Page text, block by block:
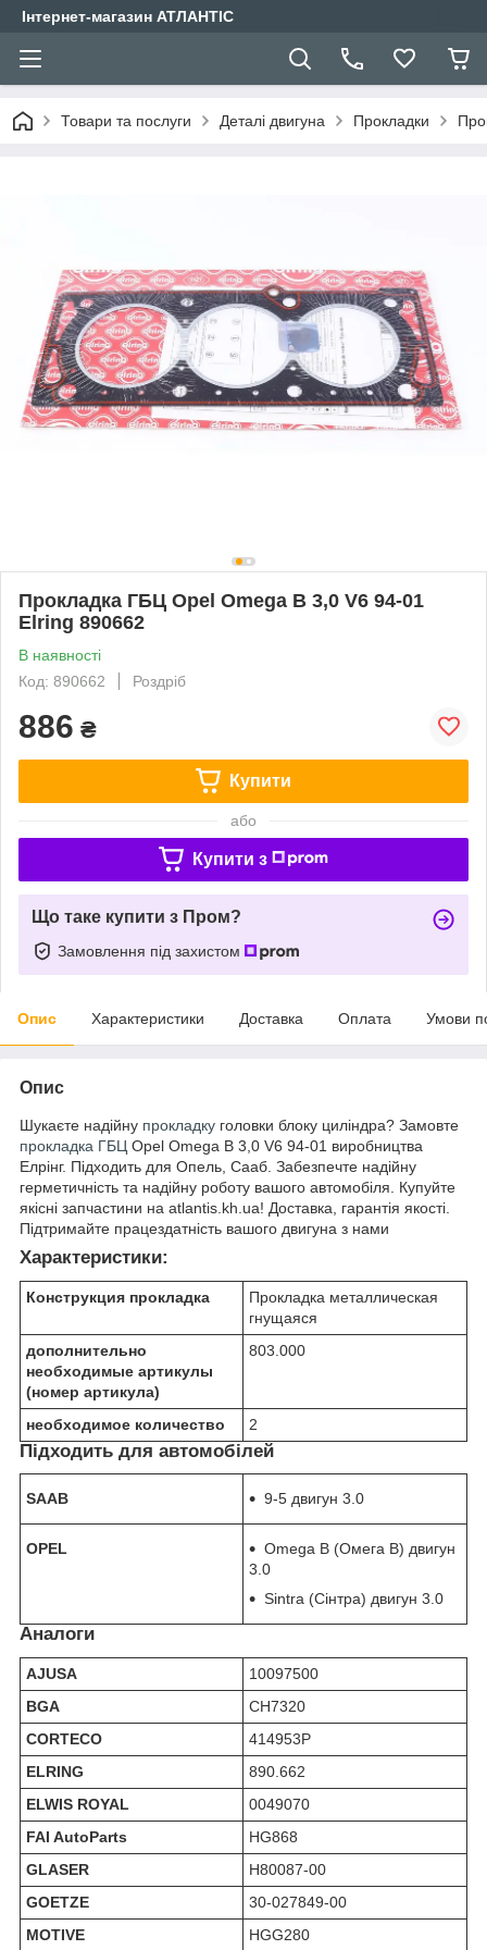
Інтернет-магазин АТЛАНТІС
Товари та послуги Деталі двигуна Прокладки
Прокладка ГБЦ Opel Omega В 3,0 V6 94-01
Elring 890662
В наявності
Код: 890662
Роздріб
886 ₴
Купити
або
Купити з
Що таке купити з Пром?
Замовлення під захистом
Опис Характеристики Доставка Оплата Умови
Опис
Шукаєте надійну прокладку головки блоку циліндра? Замовте
прокладка ГБЦ Opel Omega В 3,0 V6 94-01 виробництва
Елрінг. Підходить для Опель, Сааб. Забезпечте надійну
герметичність та надійну роботу вашого автомобіля. Купуйте
якісні запчастини на atlantis.kh.ua! Доставка, гарантія якості.
Підтримайте працездатність вашого двигуна з нами
Характеристики:
Конструкция прокладка
Прокладка металлическая
гнущаяся
дополнительно
необходимые артикулы
(номер артикула)
803.000
необходимое количество 2
Підходить для автомобілей
SAAB 9-5 двигун 3.0
OPEL
Omega B (Омега В) двигун
3.0
Sintra (Сінтра) двигун 3.0
Аналоги
AJUSA
10097500
BGA
CH7320
CORTECO
414953P
ELRING
890.662
ELWIS ROYAL
0049070
FAI AutoParts
HG868
GLASER
H80087-00
GOETZE
30-027849-00
MOTIVE
HGG280